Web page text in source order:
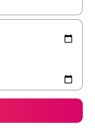
podràs navegar-hi a